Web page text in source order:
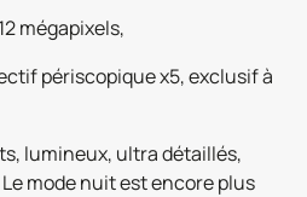
mégapixels,
périscopique x5, exclusif à
lumineux, ultra détaillés,
mode nuit est encore plus